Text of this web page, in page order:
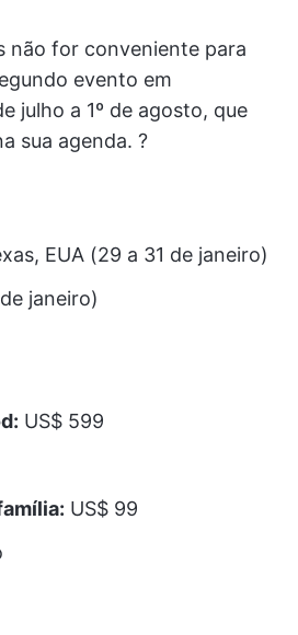
não for conveniente para
evento em
julho a 1º de agosto, que
sua agenda. ?️
EUA (29 a 31 de janeiro)
janeiro)
US$ 599
US$ 99